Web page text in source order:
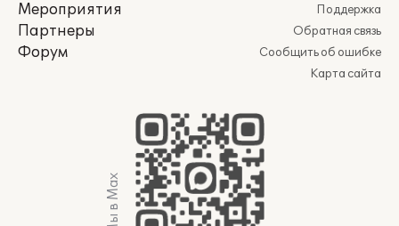
Мероприятия
Партнеры
Форум
Поддержка
Обратная связь
Сообщить об ошибке
Карта сайта
Мы в Max